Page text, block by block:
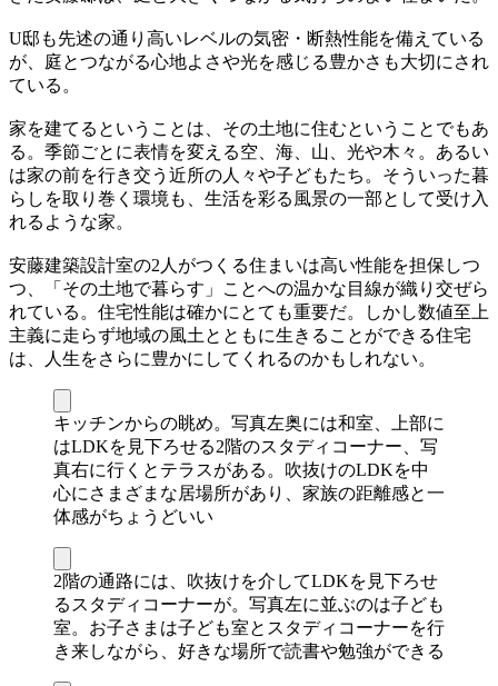
U邸も先述の通り高いレベルの気密・断熱性能を備えている
が、庭とつながる心地よさや光を感じる豊かさも大切にされ
ている。
家を建てるということは、その土地に住むということでもあ
る。季節ごとに表情を変える空、海、山、光や木々。あるい
は家の前を行き交う近所の人々や子どもたち。そういった暮
らしを取り巻く環境も、生活を彩る風景の一部として受け入
れるような家。
安藤建築設計室の2人がつくる住まいは高い性能を担保しつ
つ、「その土地で暮らす」ことへの温かな目線が織り交ぜら
れている。住宅性能は確かにとても重要だ。しかし数値至上
主義に走らず地域の風土とともに生きることができる住宅
は、人生をさらに豊かにしてくれるのかもしれない。
キッチンからの眺め。写真左奥には和室、上部に
はLDKを見下ろせる2階のスタディコーナー、写
真右に行くとテラスがある。吹抜けのLDKを中
心にさまざまな居場所があり、家族の距離感と一
体感がちょうどいい
2階の通路には、吹抜けを介してLDKを見下ろせ
るスタディコーナーが。写真左に並ぶのは子ども
室。お子さまは子ども室とスタディコーナーを行
き来しながら、好きな場所で読書や勉強ができる